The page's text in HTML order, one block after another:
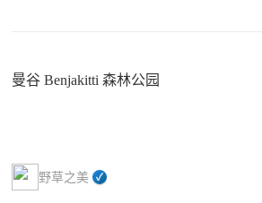
曼谷 Benjakitti 森林公园
野草之美